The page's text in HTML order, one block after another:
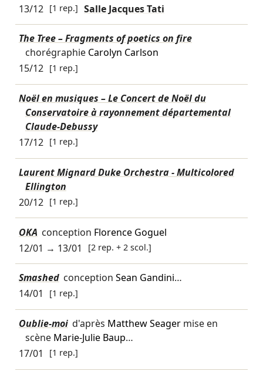
13/12 [1 rep.] Salle Jacques Tati
The Tree – Fragments of poetics on fire
chorégraphie Carolyn Carlson
15/12 [1 rep.]
Noël en musiques – Le Concert de Noël du
Conservatoire à rayonnement départemental
Claude-Debussy
17/12 [1 rep.]
Laurent Mignard Duke Orchestra - Multicolored
Ellington
20/12 [1 rep.]
OKA conception Florence Goguel
12/01 → 13/01 [2 rep. + 2 scol.]
Smashed conception Sean Gandini…
14/01
[1 rep.]
Oublie-moi d'après Matthew Seagermise en
scène Marie-Julie Baup…
17/01
[1 rep.]